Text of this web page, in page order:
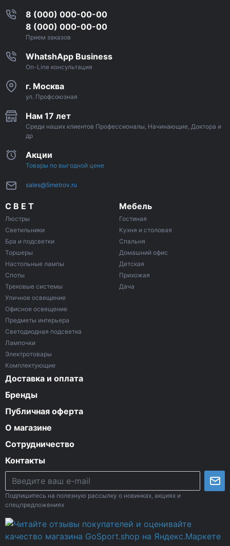
8 (000) 000-00-00
8 (000) 000-00-00
Прием заказов
WhatshApp Business
On-Line консультация
г. Москва
ул. Профсоюзная
Нам 17 лет
Среди наших клиентов Профессионалы, Начинающие, Доктора и
др
Акции
Товары по выгодной цене
sales@5metrov.ru
С В Е Т
Люстры
Светильники
Бра и подсветки
Торшеры
Настольные лампы
Споты
Трековые системы
Уличное освещение
Офисное освещение
Предметы интерьера
Светодиодная подсветка
Лампочки
Электротовары
Комплектующие
Мебель
Гостиная
Кухня и столовая
Спальня
Домашний офис
Детская
Прихожая
Дача
Доставка и оплата
Бренды
Публичная оферта
О магазине
Сотрудничество
Контакты
Подпишитесь на полезную рассылку о новинках, акциях и
спецпредложениях